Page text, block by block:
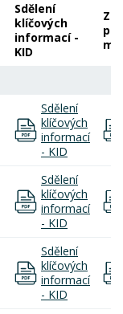
Sdělení
klíčových
informací -
KID
Sdělení
klíčových
informací
- KID
Sdělení
klíčových
informací
- KID
Sdělení
klíčových
informací
- KID